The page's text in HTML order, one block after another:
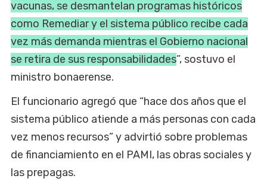
vacunas, se desmantelan programas históricos
como Remediar y el sistema público recibe cada
vez más demanda mientras el Gobierno nacional
se retira de sus responsabilidades”, sostuvo el
ministro bonaerense.
El funcionario agregó que “hace dos años que el
sistema público atiende a más personas con cada
vez menos recursos” y advirtió sobre problemas
de financiamiento en el PAMI, las obras sociales y
las prepagas.